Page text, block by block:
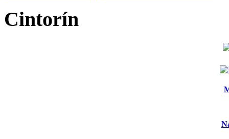
Cintorín